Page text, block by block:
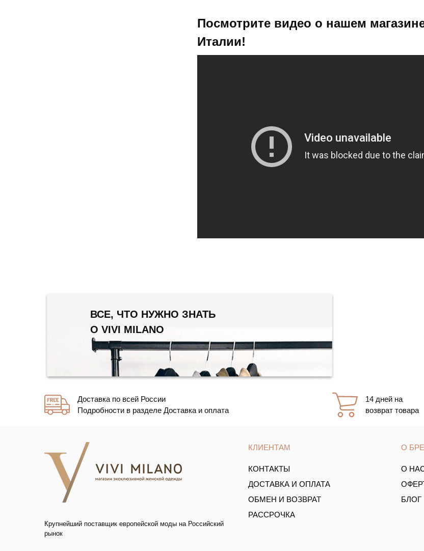
Посмотрите видео о нашем
Италии!
ВСЕ, ЧТО НУЖНО ЗНАТЬ
О VIVI MILANO
Доставка по всей России
Подробности в разделе Доставка и оплата
14 дней на
возврат товара
Крупнейший поставщик европейской моды на Российский
рынок
КЛИЕНТАМ
КОНТАКТЫ
ДОСТАВКА И ОПЛАТА
ОБМЕН И ВОЗВРАТ
РАССРОЧКА
О
О
БЛОГ